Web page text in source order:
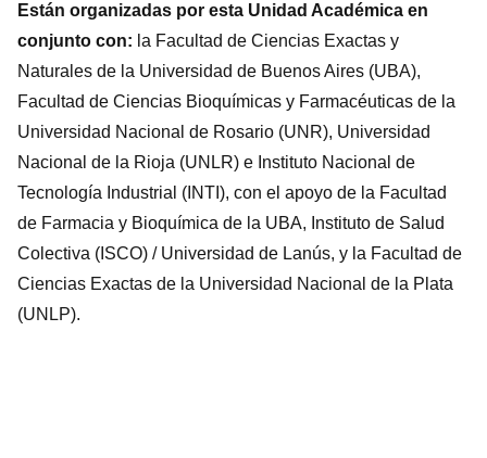
Están organizadas por esta Unidad Académica en
conjunto con: la Facultad de Ciencias Exactas y
Naturales de la Universidad de Buenos Aires (UBA),
Facultad de Ciencias Bioquímicas y Farmacéuticas de la
Universidad Nacional de Rosario (UNR), Universidad
Nacional de la Rioja (UNLR) e Instituto Nacional de
Tecnología Industrial (INTI), con el apoyo de la Facultad
de Farmacia y Bioquímica de la UBA, Instituto de Salud
Colectiva (ISCO) / Universidad de Lanús, y la Facultad de
Ciencias Exactas de la Universidad Nacional de la Plata
(UNLP).